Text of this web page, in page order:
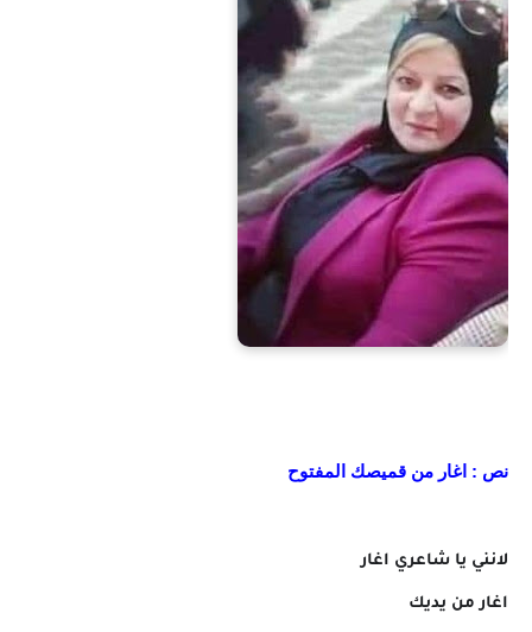
نص : اغار من قميصك المفتوح
لانني يا شاعري اغار
اغار من يديك